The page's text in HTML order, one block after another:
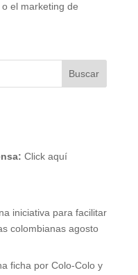
el marketing de
Click aquí
iniciativa para facilitar
colombianas agosto
ficha por Colo-Colo y